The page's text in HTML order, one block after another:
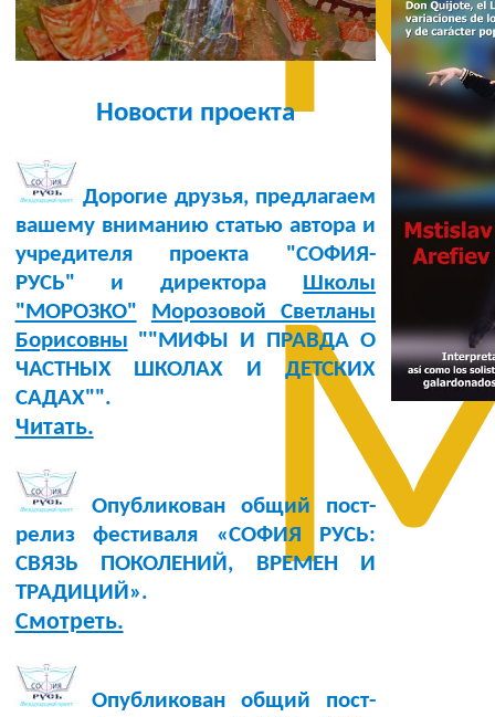
Новости проекта
Дорогие друзья, предлагаем
вашему вниманию статью автора и
учредителя проекта "СОФИЯ-
РУСЬ" и директора Школы
"МОРОЗКО"
Морозовой Светланы
Борисовны ""МИФЫ И ПРАВДА О
ЧАСТНЫХ ШКОЛАХ И ДЕТСКИХ
САДАХ"".
Читать.
Опубликован общий пост-
релиз фестиваля «СОФИЯ РУСЬ:
СВЯЗЬ ПОКОЛЕНИЙ, ВРЕМЕН И
ТРАДИЦИЙ».
Смотреть.
Опубликован общий пост-